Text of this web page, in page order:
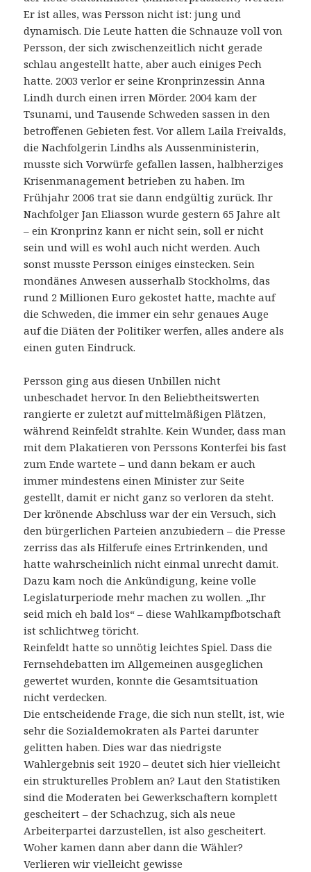
Er ist alles, was Persson nicht ist: jung und
dynamisch. Die Leute hatten die Schnauze voll von
Persson, der sich zwischenzeitlich nicht gerade
schlau angestellt hatte, aber auch einiges Pech
hatte. 2003 verlor er seine Kronprinzessin Anna
Lindh durch einen irren Mörder. 2004 kam der
Tsunami, und Tausende Schweden sassen in den
betroffenen Gebieten fest. Vor allem Laila Freivalds,
die Nachfolgerin Lindhs als Aussenministerin,
musste sich Vorwürfe gefallen lassen, halbherziges
Krisenmanagement betrieben zu haben. Im
Frühjahr 2006 trat sie dann endgültig zurück. Ihr
Nachfolger Jan Eliasson wurde gestern 65 Jahre alt
– ein Kronprinz kann er nicht sein, soll er nicht
sein und will es wohl auch nicht werden. Auch
sonst musste Persson einiges einstecken. Sein
mondänes Anwesen ausserhalb Stockholms, das
rund 2 Millionen Euro gekostet hatte, machte auf
die Schweden, die immer ein sehr genaues Auge
auf die Diäten der Politiker werfen, alles andere als
einen guten Eindruck.
Persson ging aus diesen Unbillen nicht
unbeschadet hervor. In den Beliebtheitswerten
rangierte er zuletzt auf mittelmäßigen Plätzen,
während Reinfeldt strahlte. Kein Wunder, dass man
mit dem Plakatieren von Perssons Konterfei bis fast
zum Ende wartete – und dann bekam er auch
immer mindestens einen Minister zur Seite
gestellt, damit er nicht ganz so verloren da steht.
Der krönende Abschluss war der ein Versuch, sich
den bürgerlichen Parteien anzubiedern – die Presse
zerriss das als Hilferufe eines Ertrinkenden, und
hatte wahrscheinlich nicht einmal unrecht damit.
Dazu kam noch die Ankündigung, keine volle
Legislaturperiode mehr machen zu wollen. „Ihr
seid mich eh bald los“ – diese Wahlkampfbotschaft
ist schlichtweg töricht.
Reinfeldt hatte so unnötig leichtes Spiel. Dass die
Fernsehdebatten im Allgemeinen ausgeglichen
gewertet wurden, konnte die Gesamtsituation
nicht verdecken.
Die entscheidende Frage, die sich nun stellt, ist, wie
sehr die Sozialdemokraten als Partei darunter
gelitten haben. Dies war das niedrigste
Wahlergebnis seit 1920 – deutet sich hier vielleicht
ein strukturelles Problem an? Laut den Statistiken
sind die Moderaten bei Gewerkschaftern komplett
gescheitert – der Schachzug, sich als neue
Arbeiterpartei darzustellen, ist also gescheitert.
Woher kamen dann aber dann die Wähler?
Verlieren wir vielleicht gewisse